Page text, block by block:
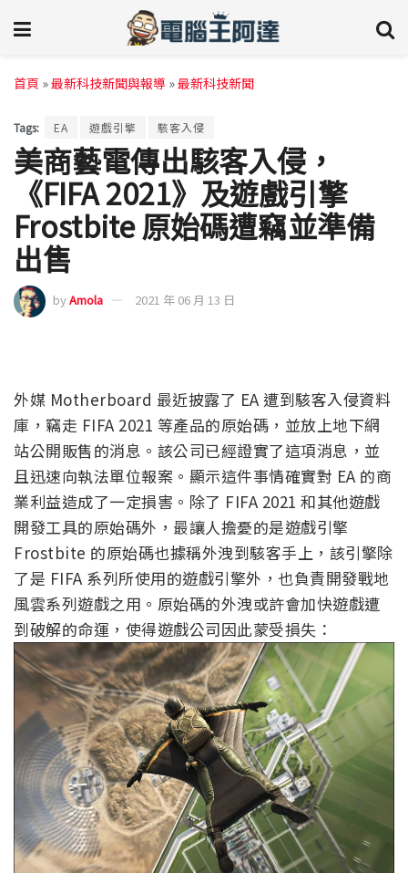
首頁 »最新科技新聞與報導 »最新科技新聞
Tags: EA 遊戲引擎 駭客入侵
美商藝電傳出駭客入侵，
《FIFA 2021》及遊戲引擎
Frostbite 原始碼遭竊並準備
出售
byAmola 2021 年 06 月 13 日
外媒 Motherboard 最近披露了 EA 遭到駭客入侵資料
庫，竊走 FIFA 2021 等產品的原始碼，並放上地下網
站公開販售的消息。該公司已經證實了這項消息，並
且迅速向執法單位報案。顯示這件事情確實對 EA 的商
業利益造成了一定損害。除了 FIFA 2021 和其他遊戲
開發工具的原始碼外，最讓人擔憂的是遊戲引擎
Frostbite 的原始碼也據稱外洩到駭客手上，該引擎除
了是 FIFA 系列所使用的遊戲引擎外，也負責開發戰地
風雲系列遊戲之用。原始碼的外洩或許會加快遊戲遭
到破解的命運，使得遊戲公司因此蒙受損失：